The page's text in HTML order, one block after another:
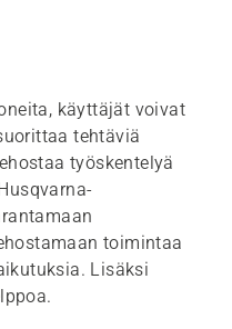
käyttäjät voivat
tehtäviä
työskentelyä
toimintaa
Lisäksi